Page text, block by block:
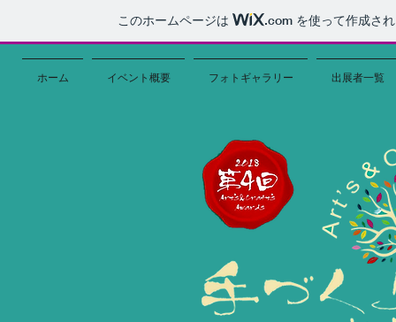
このホームページは .com を使って作成さ
ホーム イベント概要 フォトギャラリー 出展者一覧